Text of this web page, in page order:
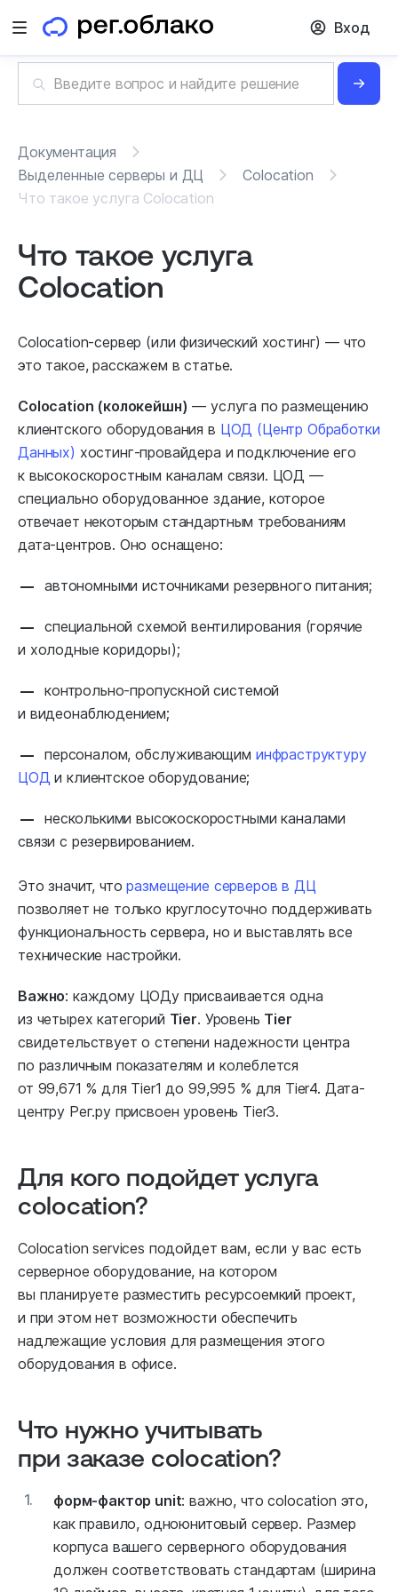
Открыть меню Вход
Документация
Выделенные серверы и ДЦ
Colocation
Что такое услуга Colocation
Что такое услуга
Colocation
Colocation-сервер (или физический хостинг) — что
это такое, расскажем в статье.
Colocation (колокейшн) — услуга по размещению
клиентского оборудования в ЦОД (Центр Обработки
Данных) хостинг-провайдера и подключение его
к высокоскоростным каналам связи. ЦОД —
специально оборудованное здание, которое
отвечает некоторым стандартным требованиям
дата-центров. Оно оснащено:
автономными источниками резервного питания;
специальной схемой вентилирования (горячие
и холодные коридоры);
контрольно-пропускной системой
и видеонаблюдением;
персоналом, обслуживающим инфраструктуру
ЦОД и клиентское оборудование;
несколькими высокоскоростными каналами
связи с резервированием.
Это значит, чторазмещение серверов в ДЦ
позволяет не только круглосуточно поддерживать
функциональность сервера, но и выставлять все
технические настройки.
Важно: каждому ЦОДу присваивается одна
из четырех категорий Tier. Уровень Tier
свидетельствует о степени надежности центра
по различным показателям и колеблется
от 99,671 % для Tier1 до 99,995 % для Tier4. Дата-
центру Рег.ру присвоен уровень Tier3.
Для кого подойдет услуга
colocation?
Colocation services подойдет вам, если у вас есть
серверное оборудование, на котором
вы планируете разместить ресурсоемкий проект,
и при этом нет возможности обеспечить
надлежащие условия для размещения этого
оборудования в офисе.
Что нужно учитывать
при заказе colocation?
1. форм-фактор unit: важно, что сolocation это,
как правило, одноюнитовый сервер. Размер
корпуса вашего серверного оборудования
должен соответствовать стандартам (ширина